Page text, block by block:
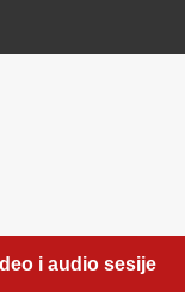
i audio sesije